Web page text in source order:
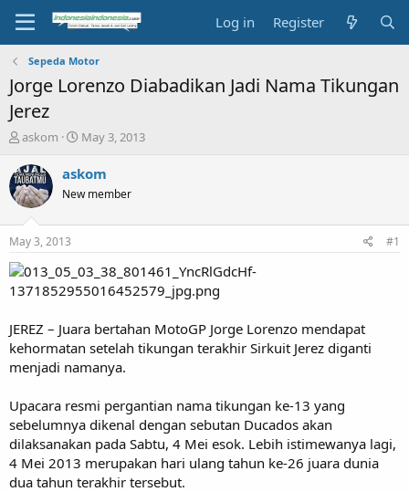
Log in Register
Sepeda Motor
Jorge Lorenzo Diabadikan Jadi Nama Tikungan
Jerez
T
r
e
a
t
a
r
t
r
askom
S
a
t
e
May 3, 2013
askom
New member
May 3, 2013 #1
JEREZ – Juara bertahan MotoGP Jorge Lorenzo mendapat
kehormatan setelah tikungan terakhir Sirkuit Jerez diganti
menjadi namanya.
Upacara resmi pergantian nama tikungan ke-13 yang
sebelumnya dikenal dengan sebutan Ducados akan
dilaksanakan pada Sabtu, 4 Mei esok. Lebih istimewanya lagi,
4 Mei 2013 merupakan hari ulang tahun ke-26 juara dunia
dua tahun terakhir tersebut.